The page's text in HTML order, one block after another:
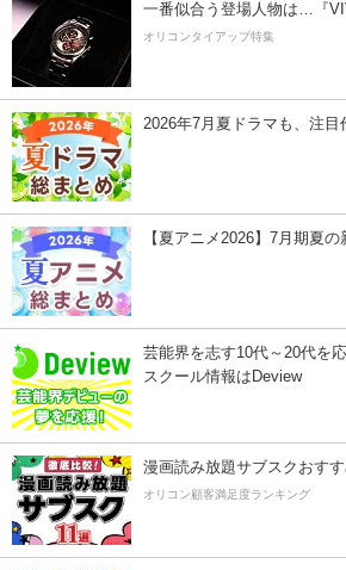
一番似合う登場人物は…『
オリコンタイアップ特集
2026年7月夏ドラマも、注目
【夏アニメ2026】7月期夏
芸能界を志す10代～20代を
スクール情報はDeview
漫画読み放題サブスクおすす
オリコン顧客満足度ランキング